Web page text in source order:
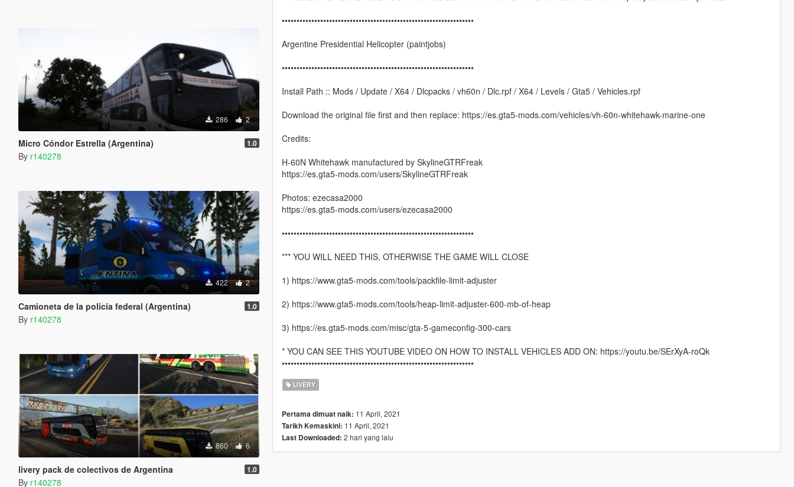
286 2
Micro Cóndor Estrella (Argentina) 1.0
By r140278
422 2
Camioneta de la policía federal (Argentina) 1.0
By r140278
860 6
livery pack de colectivos de Argentina 1.0
By r140278
•••••••••••••••••••••••••••••••••••••••••••••••••••••••••••••••••
Argentine Presidential Helicopter (paintjobs)
•••••••••••••••••••••••••••••••••••••••••••••••••••••••••••••••••
Install Path :: Mods / Update / X64 / Dlcpacks / vh60n / Dlc.rpf / X64 / Levels / Gta5 / Vehicles.rpf
Download the original file first and then replace: https://es.gta5-mods.com/vehicles/vh-60n-whitehawk-marine-one
Credits:
H-60N Whitehawk manufactured by SkylineGTRFreak
https://es.gta5-mods.com/users/SkylineGTRFreak
Photos: ezecasa2000
https://es.gta5-mods.com/users/ezecasa2000
•••••••••••••••••••••••••••••••••••••••••••••••••••••••••••••••••
*** YOU WILL NEED THIS, OTHERWISE THE GAME WILL CLOSE
1) https://www.gta5-mods.com/tools/packfile-limit-adjuster
2) https://www.gta5-mods.com/tools/heap-limit-adjuster-600-mb-of-heap
3) https://es.gta5-mods.com/misc/gta-5-gameconfig-300-cars
* YOU CAN SEE THIS YOUTUBE VIDEO ON HOW TO INSTALL VEHICLES ADD ON: https://youtu.be/SErXyA-roQk
•••••••••••••••••••••••••••••••••••••••••••••••••••••••••••••••••
LIVERY
Pertama dimuat naik: 11 April, 2021
Tarikh Kemaskini: 11 April, 2021
Last Downloaded: 2 hari yang lalu